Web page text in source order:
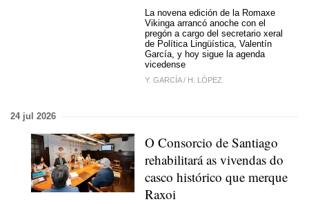
La novena edición de la Romaxe
Vikinga arrancó anoche con el
pregón a cargo del secretario xeral
de Política Lingüística, Valentín
García, y hoy sigue la agenda
vicedense
Y. GARCÍA / H. LÓPEZ
24 jul 2026
O Consorcio de Santiago
rehabilitará as vivendas do
casco histórico que merque
Raxoi